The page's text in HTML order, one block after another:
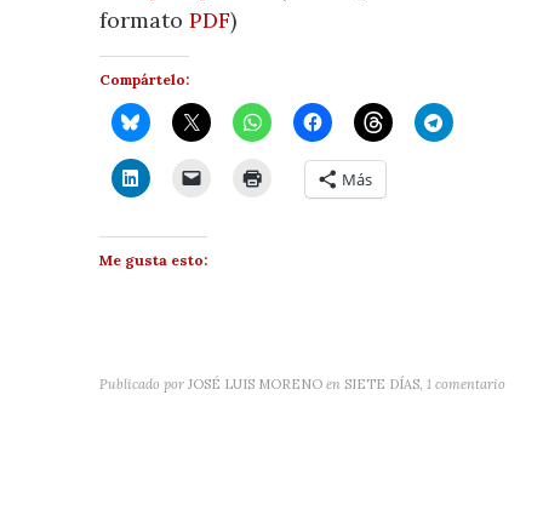
formatoPDF)
Compártelo:
Más
Me gusta esto:
Publicado por JOSÉ LUIS MORENO en SIETE DÍAS,1 comentario